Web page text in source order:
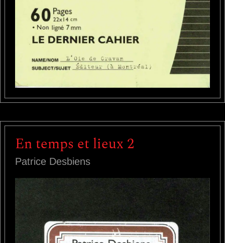
En temps et lieux 2
Patrice Desbiens